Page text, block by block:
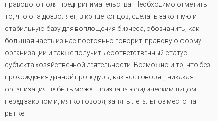
правового поля предпринимательства. Необходимо отметить
то, что она дозволяет, в конце концов, сделать законную и
стабильную базу для воплощения бизнеса, обозначить, как
большая часть из нас постоянно говорит, правовую форму
организации и также получить соответственный статус
субъекта хозяйственной деятельности. Возможно и то, что без
прохождения данной процедуры, как все говорят, никакая
организация не быть может признана юридическим лицом
перед законом и, мягко говоря, занять легальное место на
рынке.